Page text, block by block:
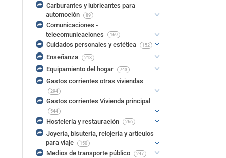
Carburantes y lubricantes para
automoción
89
Comunicaciones -
telecomunicaciones
169
Cuidados personales y estética 152
Enseñanza 218
Equipamiento del hogar 743
Gastos corrientes otras viviendas
294
Gastos corrientes Vivienda principal
544
Hostelería y restauración 266
Joyería, bisutería, relojería y artículos
para viaje
150
Medios de transporte público 247